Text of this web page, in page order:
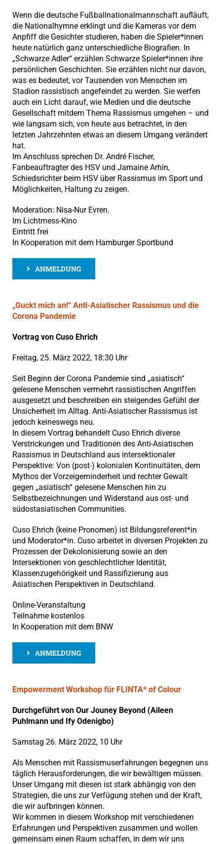
Wenn die deutsche Fußballnationalmannschaft aufläuft,
die Nationalhymne erklingt und die Kameras vor dem
Anpfiff die Gesichter studieren, haben die Spieler*innen
heute natürlich ganz unterschiedliche Biografien. In
„Schwarze Adler“ erzählen Schwarze Spieler*innen ihre
persönlichen Geschichten. Sie erzählen nicht nur davon,
was es bedeutet, vor Tausenden von Menschen im
Stadion rassistisch angefeindet zu werden. Sie werfen
auch ein Licht darauf, wie Medien und die deutsche
Gesellschaft mitdem Thema Rassismus umgehen – und
wie langsam sich, von heute aus betrachtet, in den
letzten Jahrzehnten etwas an diesem Umgang verändert
hat.
Im Anschluss sprechen Dr. André Fischer,
Fanbeauftragter des HSV und Jamaine Arhin,
Schiedsrichter beim HSV über Rassismus im Sport und
Möglichkeiten, Haltung zu zeigen.
Moderation: Nisa-Nur Evren.
Im Lichtmess-Kino
Eintritt frei
In Kooperation mit dem Hamburger Sportbund
ANMELDUNG
„Guckt mich an!“ Anti-Asiatischer Rassismus und die
Corona Pandemie
Vortrag von Cuso Ehrich
Freitag, 25. März 2022, 18:30 Uhr
Seit Beginn der Corona Pandemie sind „asiatisch“
gelesene Menschen vermehrt rassistischen Angriffen
ausgesetzt und beschreiben ein steigendes Gefühl der
Unsicherheit im Alltag. Anti-Asiatischer Rassismus ist
jedoch keineswegs neu.
In diesem Vortrag behandelt Cuso Ehrich diverse
Verstrickungen und Traditionen des Anti-Asiatischen
Rassismus in Deutschland aus intersektionaler
Perspektive: Von (post-) kolonialen Kontinuitäten, dem
Mythos der Vorzeigeminderheit und rechter Gewalt
gegen „asiatisch“ gelesene Menschen hin zu
Selbstbezeichnungen und Widerstand aus ost- und
südostasiatischen Communities.
Cuso Ehrich (keine Pronomen) ist Bildungsreferent*in
und Moderator*in. Cuso arbeitet in diversen Projekten zu
Prozessen der Dekolonisierung sowie an den
Intersektionen von geschlechtlicher Identität,
Klassenzugehörigkeit und Rassifizierung aus
Asiatischen Perspektiven in Deutschland.
Online-Veranstaltung
Teilnahme kostenlos
In Kooperation mit dem BNW
ANMELDUNG
Empowerment Workshop für FLINTA* of Colour
Durchgeführt von Our Jouney Beyond (Aileen
Puhlmann und Ify Odenigbo)
Samstag 26. März 2022, 10 Uhr
Als Menschen mit Rassismuserfahrungen begegnen uns
täglich Herausforderungen, die wir bewältigen müssen.
Unser Umgang mit diesen ist stark abhängig von den
Strategien, die uns zur Verfügung stehen und der Kraft,
die wir aufbringen können.
Wir kommen in diesem Workshop mit verschiedenen
Erfahrungen und Perspektiven zusammen und wollen
gemeinsam einen Raum schaffen, in dem wir uns